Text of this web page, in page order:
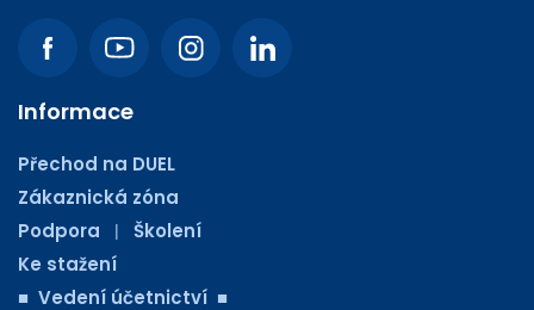
Informace
Přechod na DUEL
Zákaznická zóna
Podpora
| Školení
Ke stažení
■ Vedení účetnictví ■